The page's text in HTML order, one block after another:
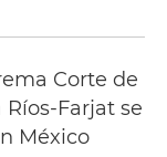
Corte de
Farjat se
México